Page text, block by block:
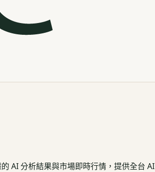
AI 分析結果與市場即時行情，提供全台 AI